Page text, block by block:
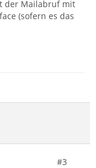
der Mailabruf mit
(sofern es das
#3